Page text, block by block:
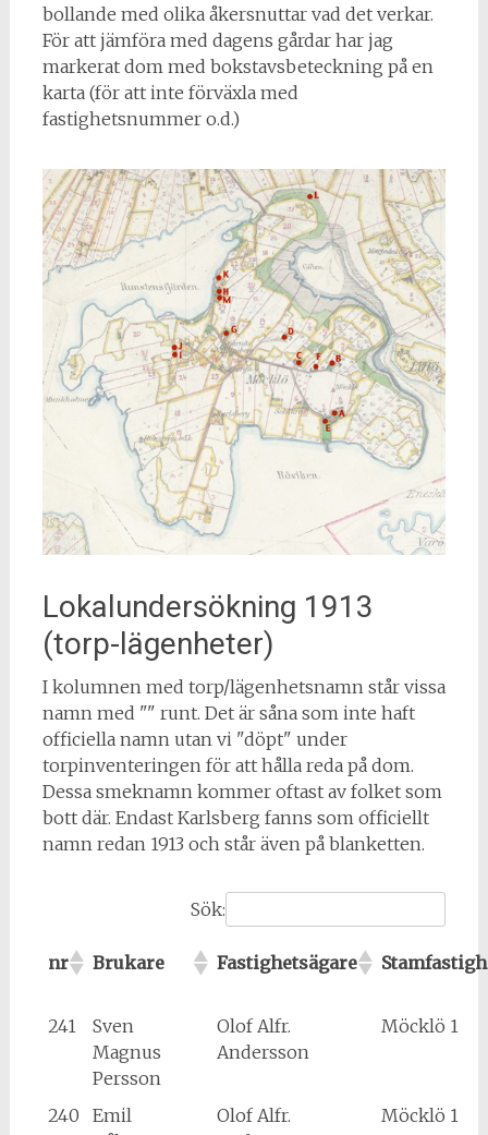
bollande med olika åkersnuttar vad det verkar.
För att jämföra med dagens gårdar har jag
markerat dom med bokstavsbeteckning på en
karta (för att inte förväxla med
fastighetsnummer o.d.)
Lokalundersökning 1913
(torp-lägenheter)
I kolumnen med torp/lägenhetsnamn står vissa
namn med "" runt. Det är såna som inte haft
officiella namn utan vi "döpt" under
torpinventeringen för att hålla reda på dom.
Dessa smeknamn kommer oftast av folket som
bott där. Endast Karlsberg fanns som officiellt
namn redan 1913 och står även på blanketten.
Sök:
nr Brukare Fastighetsägare
241
Sven
Magnus
Persson
Olof Alfr.
Andersson
Möcklö 1
240
Emil
Olof Alfr.
Möcklö 1